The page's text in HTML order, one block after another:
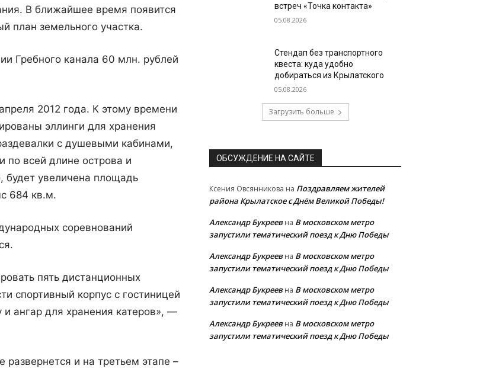
В ближайшее время появится
план земельного участка.
Гребного канала 60 млн. рублей
2012 года. К этому времени
эллинги для хранения
с душевыми кабинами,
по всей длине острова и
будет увеличена площадь
684 кв.м.
соревнований
пять дистанционных
спортивный корпус с гостиницей
ангар для хранения катеров», —
и на третьем этапе –
встреч «Точка контакта»
05.08.2026
Стендап без транспортного
квеста: куда удобно
добираться из Крылатского
05.08.2026
Загрузить больше
ОБСУЖДЕНИЕ НА САЙТЕ
Ксения Овсянникова на Поздравляем жителей
района Крылатское с Днём Великой Победы!
Александр Букреевна В московском метро
запустили тематический поезд к Дню Победы
Александр Букреевна В московском метро
запустили тематический поезд к Дню Победы
Александр Букреевна В московском метро
запустили тематический поезд к Дню Победы
Александр Букреевна В московском метро
запустили тематический поезд к Дню Победы